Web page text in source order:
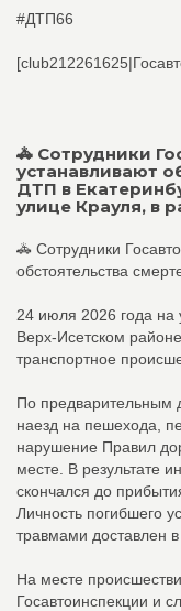
#ДТП66
🚓 Сотрудники
устанавливают
ДТП в
улице Крауля, в
🚓 Сотрудники
обстоятельства
24 июля 2026 года
Верх-Исетском
транспортное
По предварительным
наезд на пешехода,
нарушение Правил
месте. В результате
скончался до
Личность погибшего
травмами доставлен
На месте
Госавтоинспекции и